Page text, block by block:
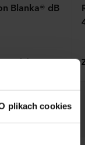
plikach cookies
Blanka® dB
produkty
/